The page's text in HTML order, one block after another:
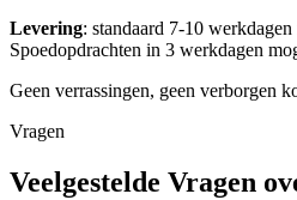
Levering: standaard 7-10
Spoedopdrachten in 3 werkdagen
Geen verrassingen, geen verborgen
Vragen
Veelgestelde Vragen